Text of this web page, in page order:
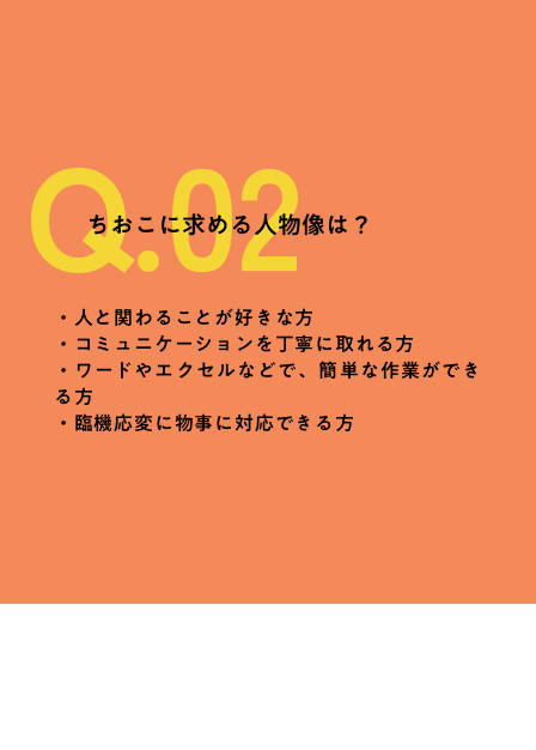
Q.02
ちおこに求める人物像は？
・人と関わることが好きな方
・コミュニケーションを丁寧に取れる方
・ワードやエクセルなどで、簡単な作業ができ
る方
・臨機応変に物事に対応できる方